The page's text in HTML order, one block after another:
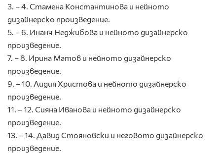
3. – 4. Стамена Константинова и нейното
дизайнерско произведение.
5. – 6. Инанч Неджибова и нейното дизайнерско
произведение.
7. – 8. Ирина Матов и нейното дизайнерско
произведение.
9. – 10. Лидия Христова и нейното дизайнерско
произведение.
11. – 12. Сияна Иванова и нейното дизайнерско
произведение.
13. – 14. Давид Стояновски и неговото дизайнерско
произведение.